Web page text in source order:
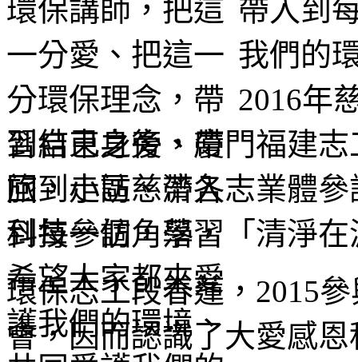
帶入到
我們的
2016年
習結束之後，廈門福建
旅，走訪慈濟各志業體
科技參訪，學習「清淨
環保志工段春蓮，2015
會，因而認識了大愛感